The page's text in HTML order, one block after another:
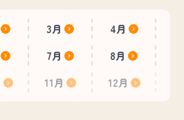
3月
4月
7月
8月
11月 12月